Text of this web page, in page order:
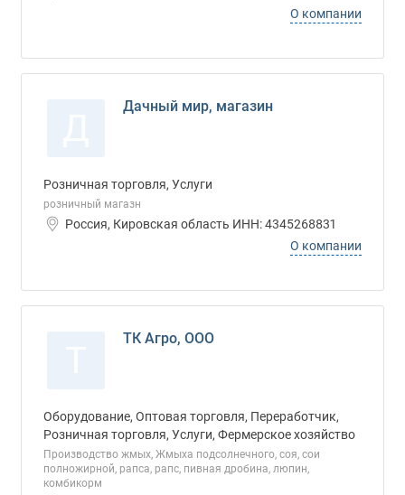
О компании
Дачный мир, магазин
Розничная торговля, Услуги
розничный магазн
Россия, Кировская область ИНН: 4345268831
О компании
ТК Агро, ООО
Оборудование, Оптовая торговля, Переработчик,
Розничная торговля, Услуги, Фермерское хозяйство
Производство жмых, Жмыха подсолнечного, соя, сои
полножирной, рапса, рапс, пивная дробина, люпин,
комбикорм